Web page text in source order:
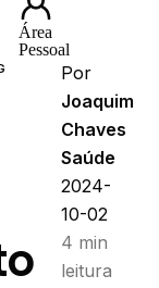
Área
Pessoal
Por
Joaquim
Chaves
Saúde
2024-
10-02
4 min
leitura